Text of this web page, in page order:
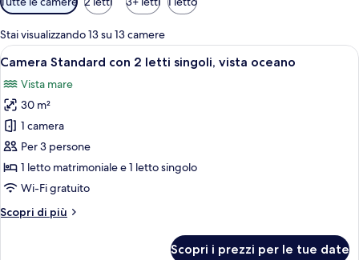
disponibili
per
le
camere
Stai visualizzando 13 su 13 camere
Apri
tutte
le
foto
per
Camera
Standard
con
letti
Biancheria da letto di alta qualità,
6
Camera Standard con 2 letti singoli, vista oceano
Vista mare
30 m²
1 camera
Per 3 persone
1 letto matrimoniale e 1 letto singolo
Wi-Fi gratuito
Scopri di più
Altri
Scopri i prezzi per le tue date